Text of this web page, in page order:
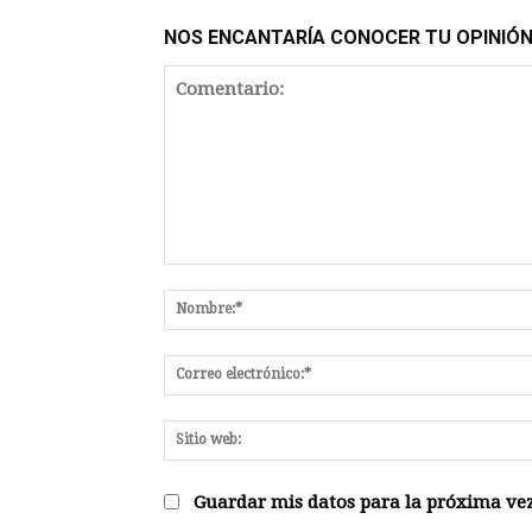
NOS ENCANTARÍA CONOCER TU OPINIÓN
Guardar mis datos para la próxima